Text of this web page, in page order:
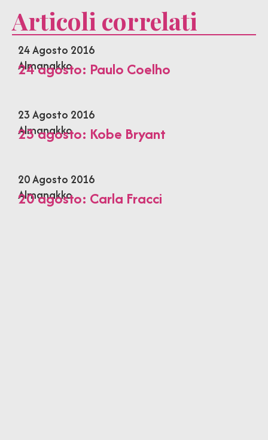
Articoli correlati
24 Agosto 2016
Almanakko
24 agosto: Paulo Coelho
23 Agosto 2016
Almanakko
23 agosto: Kobe Bryant
20 Agosto 2016
Almanakko
20 agosto: Carla Fracci